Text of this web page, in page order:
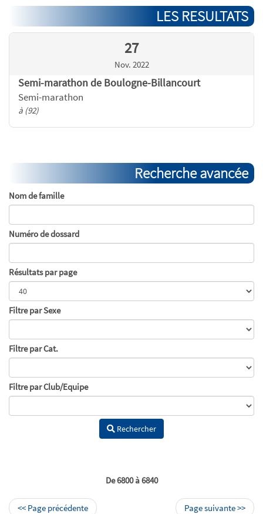
LES RESULTATS
27
Nov. 2022
Semi-marathon de Boulogne-Billancourt
Semi-marathon
à (92)
Recherche avancée
Nom de famille
Numéro de dossard
Résultats par page
Filtre par Sexe
Filtre par Cat.
Filtre par Club/Equipe
Rechercher
De 6800 à 6840
<< Page précédente Page suivante >>